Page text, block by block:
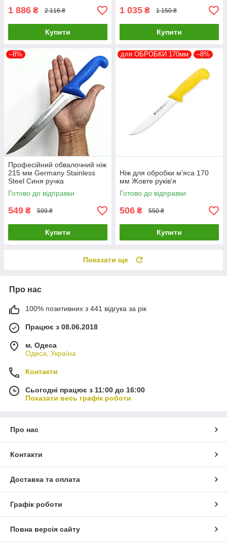
1 886 ₴ 2 116 ₴
Купити
1 035 ₴ 1 150 ₴
Купити
–8%
Професійний обвалочний ніж
215 мм Germany Stainless
Steel Синя ручка
Готово до відправки
549 ₴ 599 ₴
Купити
для ОБРОБКИ 170мм –8%
Ніж для обробки м'яса 170
мм Жовте руків'я
Готово до відправки
506 ₴ 550 ₴
Купити
Показати ще
Про нас
100% позитивних з 441 відгука за рік
Працює з 08.06.2018
м. Одеса
Одеса, Україна
Контакти
Сьогодні працює з 11:00 до 16:00
Показати весь графік роботи
Про нас
Контакти
Доставка та оплата
Графік роботи
Повна версія сайту